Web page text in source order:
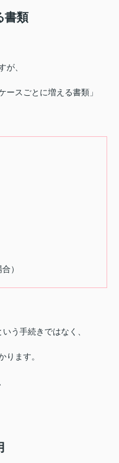
書類
が、
ースごとに増える書類」
）
う手続きではなく、
ります。